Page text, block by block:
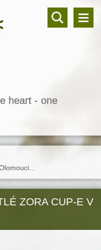
heart - one
ZORA CUP-E V